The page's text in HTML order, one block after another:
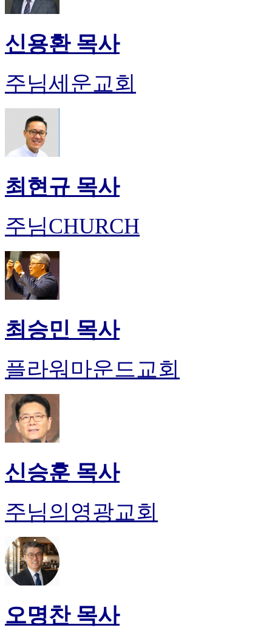
신용환 목사
주님세운교회
최현규 목사
주님CHURCH
최승민 목사
플라워마운드교회
신승훈 목사
주님의영광교회
오명찬 목사